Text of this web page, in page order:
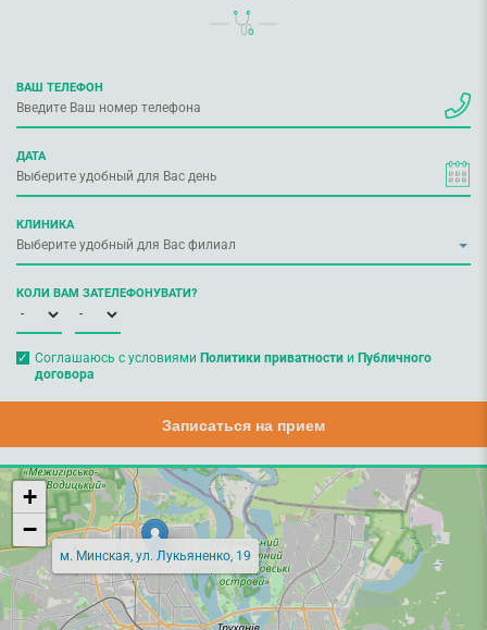
ВАШ ТЕЛЕФОН
ДАТА
КЛИНИКА
КОЛИ ВАМ ЗАТЕЛЕФОНУВАТИ?
Соглашаюсь с условиями Политики приватностии Публичного
договора
Записаться на прием
м. Минская, ул. Лукьяненко, 19
+
−